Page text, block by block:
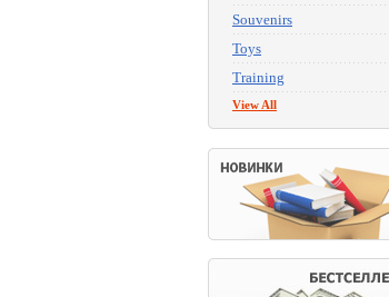
Souvenirs
Toys
Training
View All